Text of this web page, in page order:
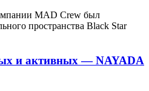
MAD Crew был
пространства Black Star
и активных — NAYADA